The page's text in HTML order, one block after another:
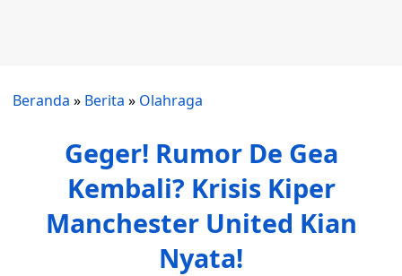
Beranda » Berita » Olahraga
Geger! Rumor De Gea
Kembali? Krisis Kiper
Manchester United Kian
Nyata!